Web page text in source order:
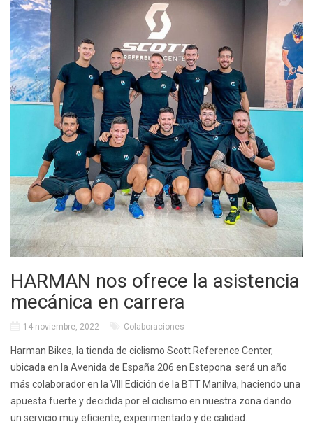
HARMAN nos ofrece la asistencia
mecánica en carrera
14 noviembre, 2022 Colaboraciones
Harman Bikes, la tienda de ciclismo Scott Reference Center,
ubicada en la Avenida de España 206 en Estepona será un año
más colaborador en la VIII Edición de la BTT Manilva, haciendo una
apuesta fuerte y decidida por el ciclismo en nuestra zona dando
un servicio muy eficiente, experimentado y de calidad.